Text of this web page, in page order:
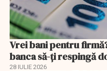
Vrei bani pentru
banca să-ți respingă
28 IULIE 2026